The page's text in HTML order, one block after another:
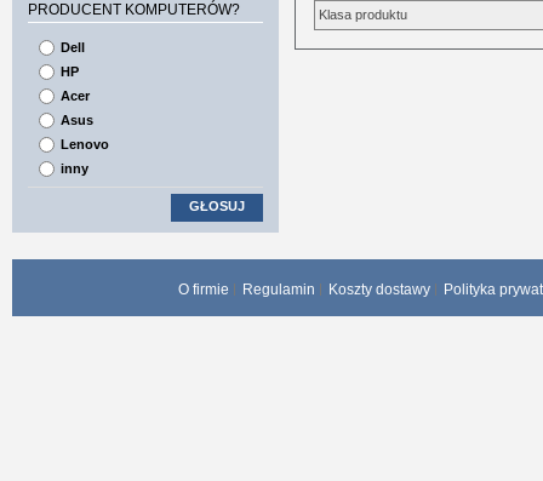
Klasa produktu
PRODUCENT KOMPUTERÓW?
Dell
HP
Acer
Asus
Lenovo
inny
GŁOSUJ
O firmie Regulamin Koszty dostawy Polityka